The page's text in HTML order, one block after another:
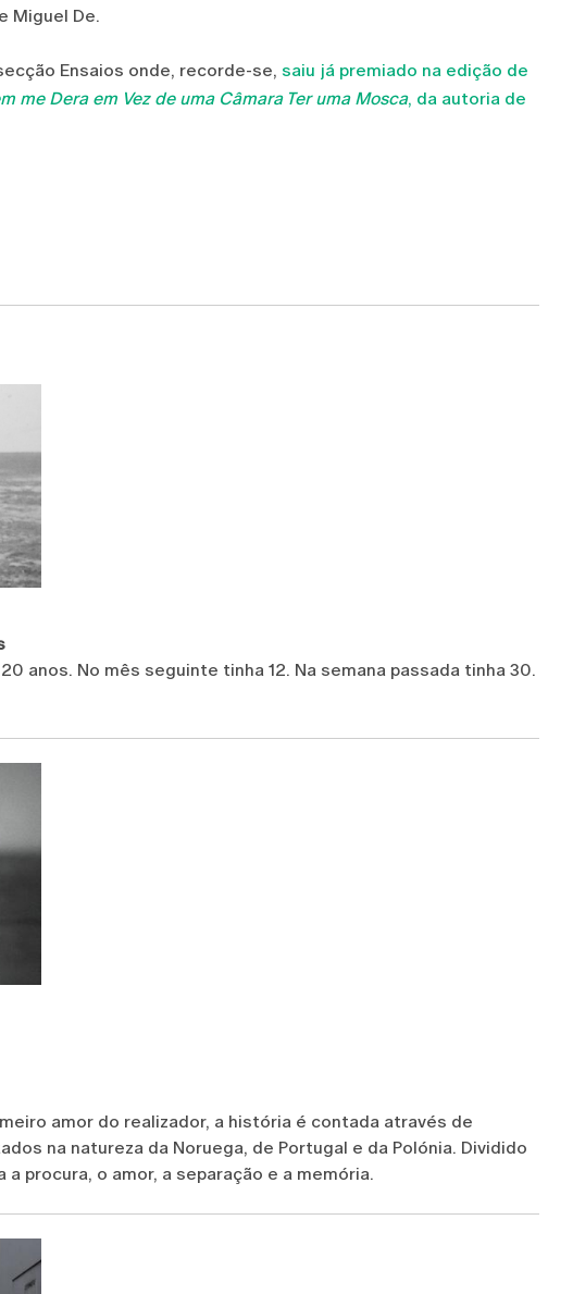
Miguel De.
Ensaios onde, recorde-se, saiu já premiado na edição de
me Dera em Vez de uma Câmara Ter uma Mosca, da autoria de
anos. No mês seguinte tinha 12. Na semana passada tinha 30.
amor do realizador, a história é contada através de
na natureza da Noruega, de Portugal e da Polónia. Dividido
procura, o amor, a separação e a memória.